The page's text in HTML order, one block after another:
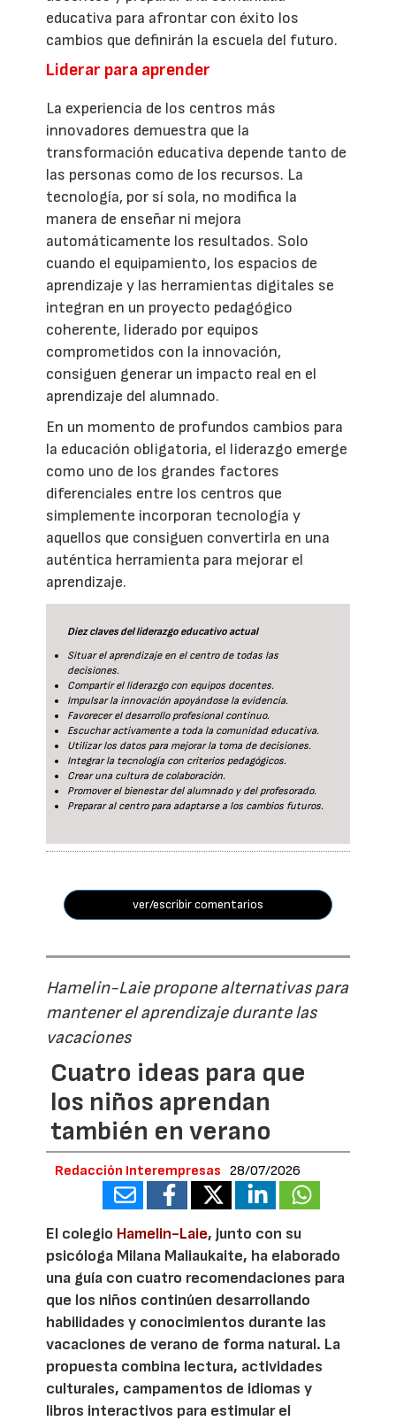
educativa para afrontar con éxito los
cambios que definirán la escuela del futuro.
Liderar para aprender
La experiencia de los centros más
innovadores demuestra que la
transformación educativa depende tanto de
las personas como de los recursos. La
tecnología, por sí sola, no modifica la
manera de enseñar ni mejora
automáticamente los resultados. Solo
cuando el equipamiento, los espacios de
aprendizaje y las herramientas digitales se
integran en un proyecto pedagógico
coherente, liderado por equipos
comprometidos con la innovación,
consiguen generar un impacto real en el
aprendizaje del alumnado.
En un momento de profundos cambios para
la educación obligatoria, el liderazgo emerge
como uno de los grandes factores
diferenciales entre los centros que
simplemente incorporan tecnología y
aquellos que consiguen convertirla en una
auténtica herramienta para mejorar el
aprendizaje.
Diez claves del liderazgo educativo actual
Situar el aprendizaje en el centro de todas las
decisiones.
Compartir el liderazgo con equipos docentes.
Impulsar la innovación apoyándose la evidencia.
Favorecer el desarrollo profesional continuo.
Escuchar activamente a toda la comunidad educativa.
Utilizar los datos para mejorar la toma de decisiones.
Integrar la tecnología con criterios pedagógicos.
Crear una cultura de colaboración.
Promover el bienestar del alumnado y del profesorado.
Preparar al centro para adaptarse a los cambios futuros.
ver/escribir comentarios
Hamelin-Laie propone alternativas para
mantener el aprendizaje durante las
vacaciones
Cuatro ideas para que
los niños aprendan
también en verano
Redacción Interempresas 28/07/2026
El colegio Hamelin-Laie, junto con su
psicóloga Milana Maliaukaite, ha elaborado
una guía con cuatro recomendaciones para
que los niños continúen desarrollando
habilidades y conocimientos durante las
vacaciones de verano de forma natural. La
propuesta combina lectura, actividades
culturales, campamentos de idiomas y
libros interactivos para estimular el